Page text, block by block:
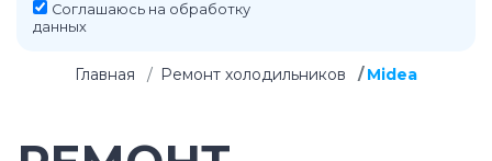
Соглашаюсь на обработку
данных
Главная Ремонт холодильников Midea